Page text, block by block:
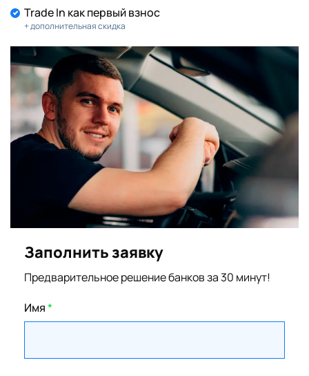
Trade In как первый взнос
+ дополнительная скидка
Заполнить заявку
Предварительное решение банков за 30 минут!
Имя*